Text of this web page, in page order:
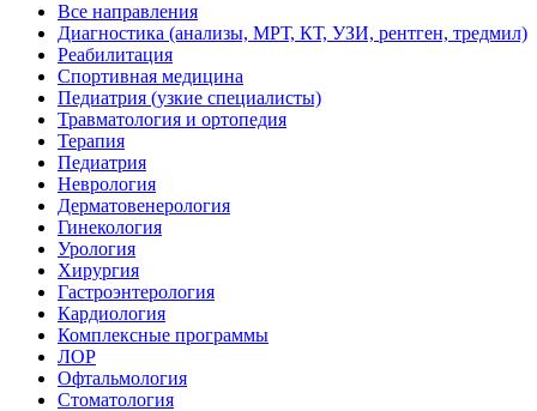
Все направления
Диагностика (анализы, МРТ, КТ, УЗИ, рентген, тредмил)
Реабилитация
Спортивная медицина
Педиатрия (узкие специалисты)
Травматология и ортопедия
Терапия
Педиатрия
Неврология
Дерматовенерология
Гинекология
Урология
Хирургия
Гастроэнтерология
Кардиология
Комплексные программы
ЛОР
Офтальмология
Стоматология